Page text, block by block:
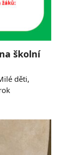
školní
děti,